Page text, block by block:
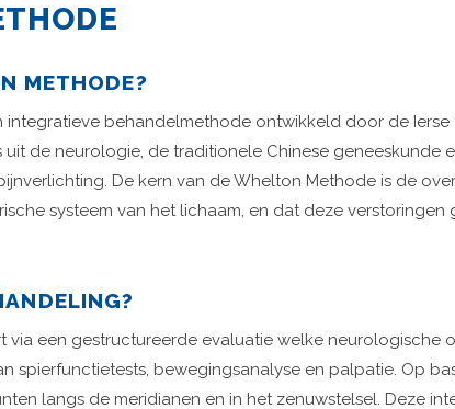
METHODE?
integratieve behandelmethode ontwikkeld door de
de neurologie, de traditionele Chinese geneeskunde
De kern van de Whelton Methode is de
systeem van het lichaam, en dat deze
via een gestructureerde evaluatie welke neurologische
spierfunctietests, bewegingsanalyse en palpatie. Op
langs de meridianen en in het zenuwstelsel. Deze